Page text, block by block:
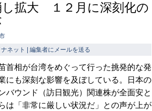
し拡大 １２月に深刻化の
ネット | 編集者にメールを送る
相が台湾をめぐって行った挑発的な発
にも深刻な影響を及ぼしている。日本の
バウンド（訪日観光）関連株が全面安と
は「非常に厳しい状況だ」との声が上が